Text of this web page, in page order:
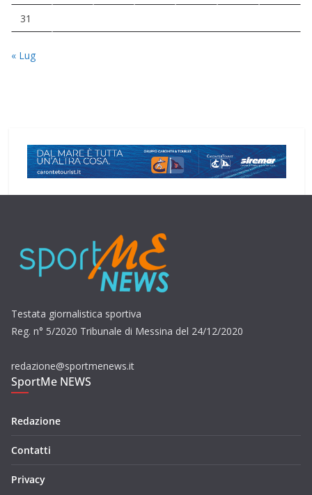
31
« Lug
Testata giornalistica sportiva
Reg. n° 5/2020 Tribunale di Messina del 24/12/2020
redazione@sportmenews.it
SportMe NEWS
Redazione
Contatti
Privacy